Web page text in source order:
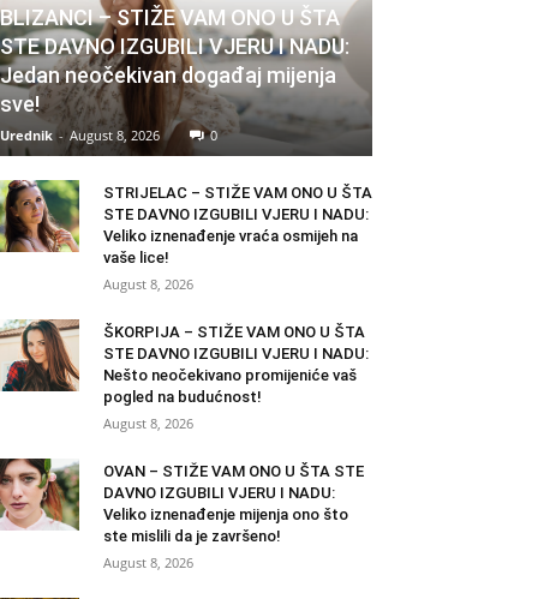
BLIZANCI – STIŽE VAM ONO U ŠTA
STE DAVNO IZGUBILI VJERU I NADU:
Jedan neočekivan događaj mijenja
sve!
Urednik - August 8, 2026 0
STRIJELAC – STIŽE VAM ONO U ŠTA
STE DAVNO IZGUBILI VJERU I NADU:
Veliko iznenađenje vraća osmijeh na
vaše lice!
August 8, 2026
ŠKORPIJA – STIŽE VAM ONO U ŠTA
STE DAVNO IZGUBILI VJERU I NADU:
Nešto neočekivano promijeniće vaš
pogled na budućnost!
August 8, 2026
OVAN – STIŽE VAM ONO U ŠTA STE
DAVNO IZGUBILI VJERU I NADU:
Veliko iznenađenje mijenja ono što
ste mislili da je završeno!
August 8, 2026